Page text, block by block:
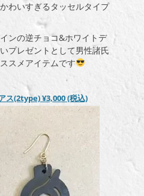
わいすぎるタッセルタイプ
ンの逆チョコ&ホワイトデ
プレゼントとして男性諸氏
スメアイテムです
ス(2type)¥3,000(税込)